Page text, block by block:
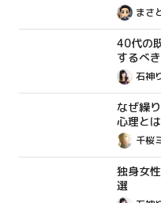
まさ
40代の
するべ
石神
なぜ繰
心理とは
千桜
独身女
選